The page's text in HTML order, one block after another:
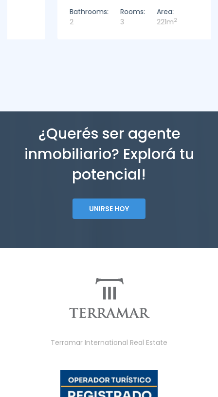
Rooms:
3
Area:
221m
¿Querés ser agente
inmobiliario? Explorá tu
potencial!
UNIRSE HOY
Terramar International Real Estate